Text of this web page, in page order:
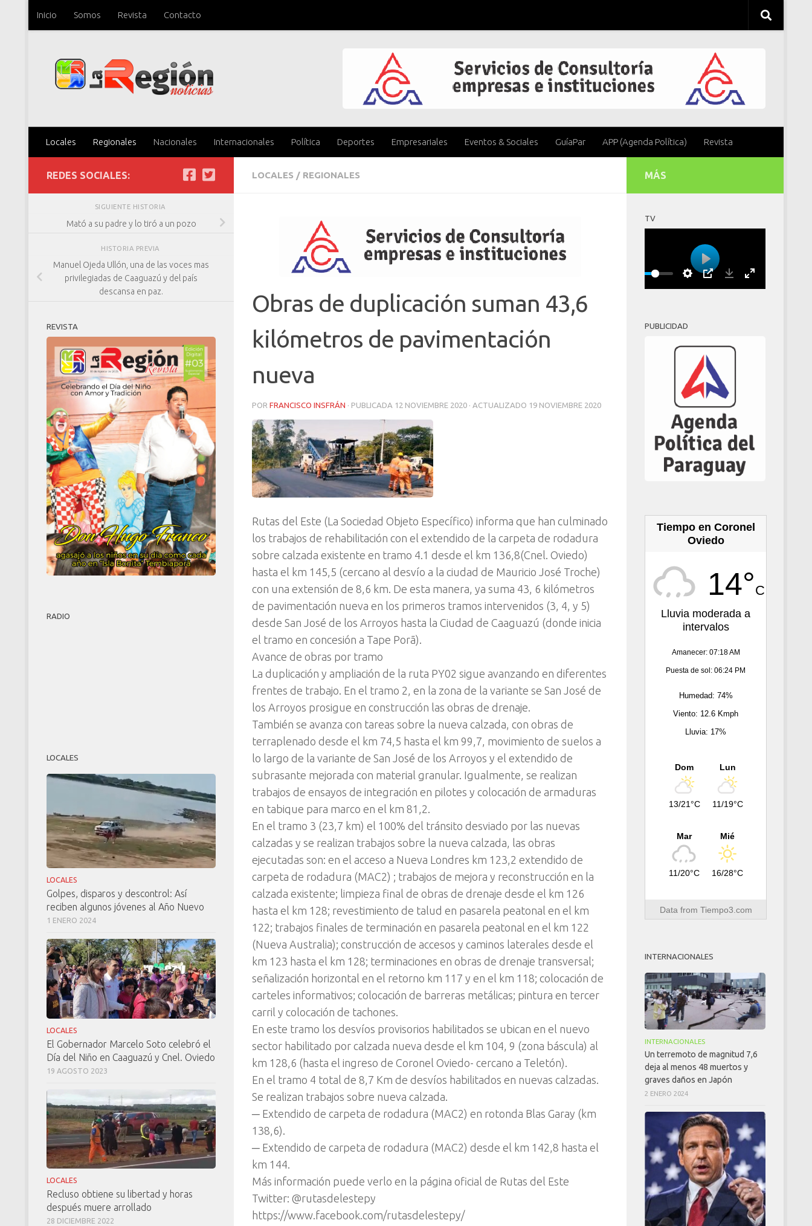
Saltar al contenido
Inicio Somos Revista Contacto
Locales Regionales Nacionales Internacionales Política Deportes Empresariales Eventos & Sociales GuíaPar APP (Agenda Política) Revista
LOCALES / REGIONALES
Obras de duplicación suman 43,6
kilómetros de pavimentación
nueva
POR FRANCISCO INSFRÁN · PUBLICADA 12 NOVIEMBRE 2020 · ACTUALIZADO 19 NOVIEMBRE 2020
Rutas del Este (La Sociedad Objeto Específico) informa que han culminado
los trabajos de rehabilitación con el extendido de la carpeta de rodadura
sobre calzada existente en tramo 4.1 desde el km 136,8(Cnel. Oviedo)
hasta el km 145,5 (cercano al desvío a la ciudad de Mauricio José Troche)
con una extensión de 8,6 km. De esta manera, ya suma 43, 6 kilómetros
de pavimentación nueva en los primeros tramos intervenidos (3, 4, y 5)
desde San José de los Arroyos hasta la Ciudad de Caaguazú (donde inicia
el tramo en concesión a Tape Porã).
Avance de obras por tramo
La duplicación y ampliación de la ruta PY02 sigue avanzando en diferentes
frentes de trabajo. En el tramo 2, en la zona de la variante se San José de
los Arroyos prosigue en construcción las obras de drenaje.
También se avanza con tareas sobre la nueva calzada, con obras de
terraplenado desde el km 74,5 hasta el km 99,7, movimiento de suelos a
lo largo de la variante de San José de los Arroyos y el extendido de
subrasante mejorada con material granular. Igualmente, se realizan
trabajos de ensayos de integración en pilotes y colocación de armaduras
en tabique para marco en el km 81,2.
En el tramo 3 (23,7 km) el 100% del tránsito desviado por las nuevas
calzadas y se realizan trabajos sobre la nueva calzada, las obras
ejecutadas son: en el acceso a Nueva Londres km 123,2 extendido de
carpeta de rodadura (MAC2) ; trabajos de mejora y reconstrucción en la
calzada existente; limpieza final de obras de drenaje desde el km 126
hasta el km 128; revestimiento de talud en pasarela peatonal en el km
122; trabajos finales de terminación en pasarela peatonal en el km 122
(Nueva Australia); construcción de accesos y caminos laterales desde el
km 123 hasta el km 128; terminaciones en obras de drenaje transversal;
señalización horizontal en el retorno km 117 y en el km 118; colocación de
carteles informativos; colocación de barreras metálicas; pintura en tercer
carril y colocación de tachones.
En este tramo los desvíos provisorios habilitados se ubican en el nuevo
sector habilitado por calzada nueva desde el km 104, 9 (zona báscula) al
km 128,6 (hasta el ingreso de Coronel Oviedo- cercano a Teletón).
En el tramo 4 total de 8,7 Km de desvíos habilitados en nuevas calzadas.
Se realizan trabajos sobre nueva calzada.
─ Extendido de carpeta de rodadura (MAC2) en rotonda Blas Garay (km
138,6).
─ Extendido de carpeta de rodadura (MAC2) desde el km 142,8 hasta el
km 144.
Más información puede verlo en la página oficial de Rutas del Este
Twitter: @rutasdelestepy
https://www.facebook.com/rutasdelestepy/
REDES SOCIALES:
SIGUIENTE HISTORIA
Mató a su padre y lo tiró a un pozo
HISTORIA PREVIA
Manuel Ojeda Ullón, una de las voces mas
privilegiadas de Caaguazú y del país
descansa en paz.
REVISTA
RADIO
LOCALES
LOCALES
Golpes, disparos y descontrol: Así
reciben algunos jóvenes al Año Nuevo
1 ENERO 2024
LOCALES
El Gobernador Marcelo Soto celebró el
Día del Niño en Caaguazú y Cnel. Oviedo
19 AGOSTO 2023
LOCALES
Recluso obtiene su libertad y horas
después muere arrollado
28 DICIEMBRE 2022
MÁS
TV
Play
PUBLICIDAD
Tiempo en Coronel
Oviedo
14°C
Lluvia moderada a
intervalos
Amanecer: 07:18 AM
Puesta de sol: 06:24 PM
Humedad: 74%
Viento: 12.6 Kmph
Lluvia: 17%
Dom
13/21°C
Lun
11/19°C
Mar
11/20°C
Mié
16/28°C
Data from Tiempo3.com
INTERNACIONALES
INTERNACIONALES
Un terremoto de magnitud 7,6
deja al menos 48 muertos y
graves daños en Japón
2 ENERO 2024